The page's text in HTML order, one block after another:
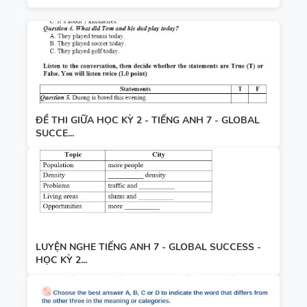
ĐỀ THI GIỮA HỌC KỲ 2 - TIẾNG ANH 7 - GLOBAL
SUCCE...
LUYỆN NGHE TIẾNG ANH 7 - GLOBAL SUCCESS -
HỌC KỲ 2...